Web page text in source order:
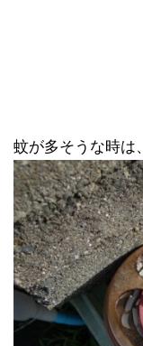
蚊が多そうな時は、